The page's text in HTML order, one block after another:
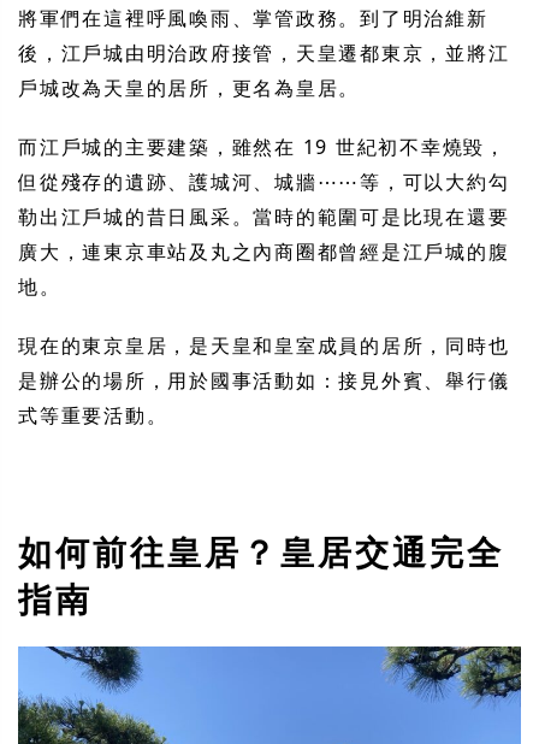
將軍們在這裡呼風喚雨、掌管政務。到了明治維新
後，江戶城由明治政府接管，天皇遷都東京，並將江
戶城改為天皇的居所，更名為皇居。
而江戶城的主要建築，雖然在 19 世紀初不幸燒毀，
但從殘存的遺跡、護城河、城牆⋯⋯等，可以大約勾
勒出江戶城的昔日風采。當時的範圍可是比現在還要
廣大，連東京車站及丸之內商圈都曾經是江戶城的腹
地。
現在的東京皇居，是天皇和皇室成員的居所，同時也
是辦公的場所，用於國事活動如：接見外賓、舉行儀
式等重要活動。
如何前往皇居？皇居交通完全
指南